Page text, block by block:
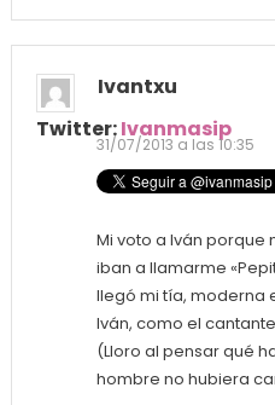
Ivantxu
Twitter:Ivanmasip
31/07/2013 a las 10:35
Mi voto a Iván porque
iban a llamarme
llegó mi tía, moderna
Iván, como el
(Lloro al pensar qué
hombre no hubiera